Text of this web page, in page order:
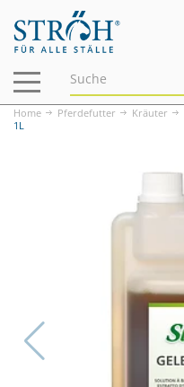
Navigation
ein-/ausblenden
Home Pferdefutter Kräuter
1L